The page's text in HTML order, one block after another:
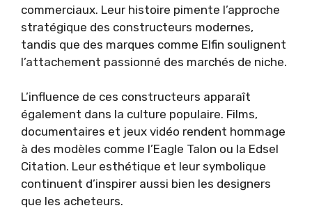
commerciaux. Leur histoire pimente l’approche
stratégique des constructeurs modernes,
tandis que des marques comme Elfin soulignent
l’attachement passionné des marchés de niche.
L’influence de ces constructeurs apparaît
également dans la culture populaire. Films,
documentaires et jeux vidéo rendent hommage
à des modèles comme l’Eagle Talon ou la Edsel
Citation. Leur esthétique et leur symbolique
continuent d’inspirer aussi bien les designers
que les acheteurs.